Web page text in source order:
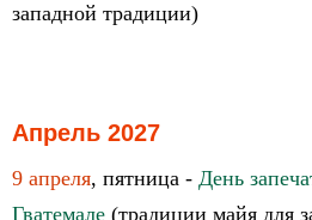
западной традиции)
Апрель 2027
9 апреля, пятница - День
Гватемале (традиции майя для